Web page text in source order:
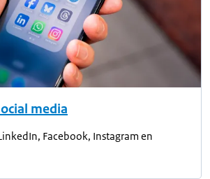
media
Facebook, Instagram en